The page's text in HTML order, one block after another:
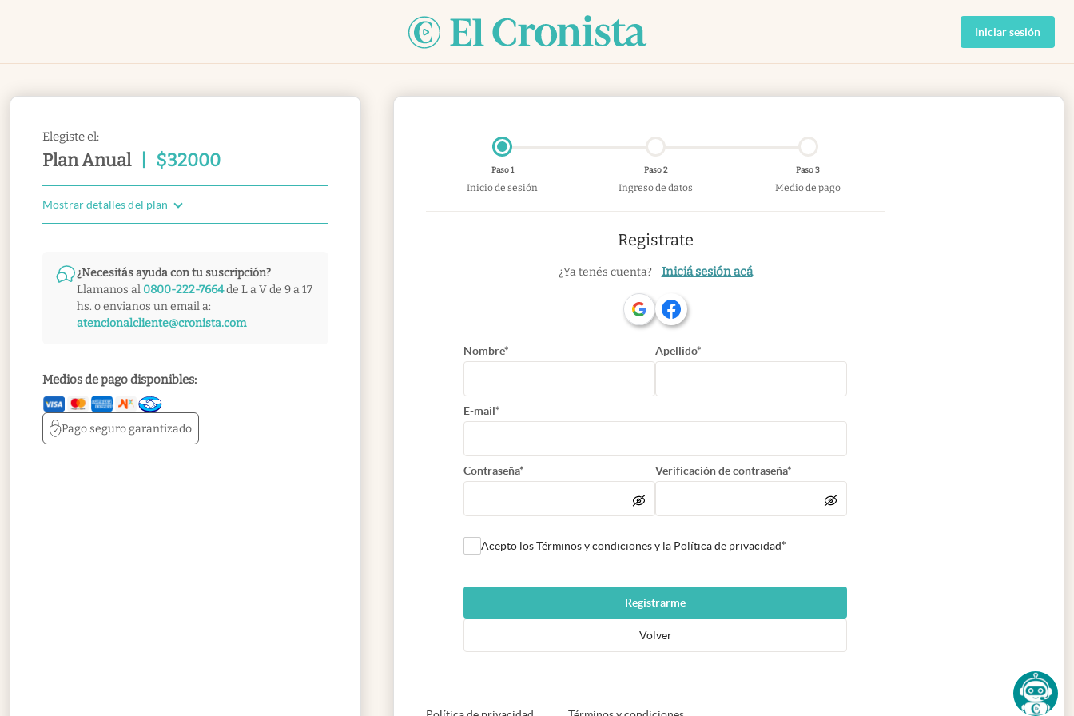
Iniciar sesión
Elegiste el:
Plan Anual $32000
Mostrar detalles del plan
¿Necesitás ayuda con tu suscripción?
Llamanos al 0800-222-7664de L a V de 9 a 17
hs. o envianos un email a:
atencionalcliente@cronista.com
Medios de pago disponibles:
Pago segurogarantizado
Paso 1
Inicio de sesión
Paso 2
Ingreso de datos
Paso 3
Medio de pago
Registrate
¿Ya tenés cuenta? Iniciá sesión acá
Nombre* Apellido*
E-mail*
Contraseña* Verificación de contraseña*
Acepto los Términos y condiciones y la Política de privacidad*
Registrarme
Volver